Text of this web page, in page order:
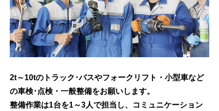
2t～10tのトラック･バスやフォークリフト・小型車など
の車検･点検・一般整備をお願いします。
整備作業は1台を1～3人で担当し、コミュニケーション